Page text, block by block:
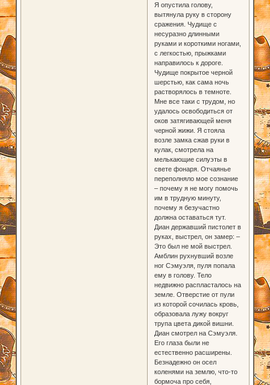
Я опустила голову,
вытянула руку в сторону
сражения. Чудище с
несуразно длинными
руками и короткими ногами,
с легкостью, прыжками
направилось к дороге.
Чудище покрытое черной
шерстью, как сама ночь
растворялось в темноте.
Мне все таки с трудом, но
удалось освободиться от
оков затягивающей меня
черной жижи. Я стояла
возле замка сжав руки в
кулак, смотрела на
мелькающие силуэты в
свете фонаря. Отчаянье
переполняло мое сознание
– почему я не могу помочь
им в трудную минуту,
почему я безучастно
должна оставаться тут.
Диан державший пистолет в
руках, выстрел, он замер: –
Это был не мой выстрел.
Амблин рухнувший возле
ног Сэмуэля, пуля попала
ему в голову. Тело
недвижно распласталось на
земле. Отверстие от пули
из которой сочилась кровь,
образовала лужу вокруг
трупа цвета дикой вишни.
Диан смотрел на Сэмуэля.
Его глаза были не
естественно расширены.
Безнадежно он осел
коленями на землю, что-то
бормоча про себя,